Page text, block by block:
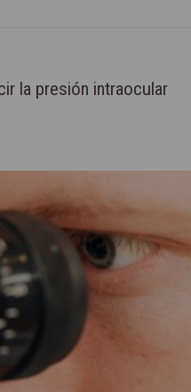
la presión intraocular